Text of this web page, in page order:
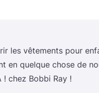
les vête­ments pour
en quelque chose de
! chez Bob­bi Ray !